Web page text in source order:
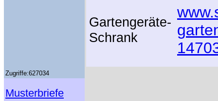
Gartengeräte-
Schrank
Zugriffe:627034
Musterbriefe